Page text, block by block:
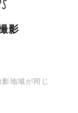
影
影地域が同じ